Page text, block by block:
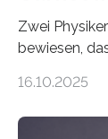
Zwei
bewiesen,
16.10.2025